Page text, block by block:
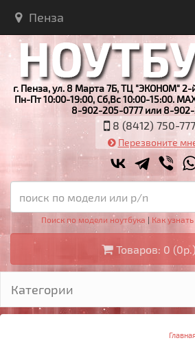
Пенза
г. Пенза, ул. 8 Марта 7Б, ТЦ "ЭКОНОМ"
Пн-Пт 10:00-19:00, Сб,Вс 10:00-15:00.
8-902-205-0777 или 8-
8 (8412) 750-777
Перезвоните
Поиск по модели ноутбука | Как
Товаров: 0 (0р.)
Категории
Главная